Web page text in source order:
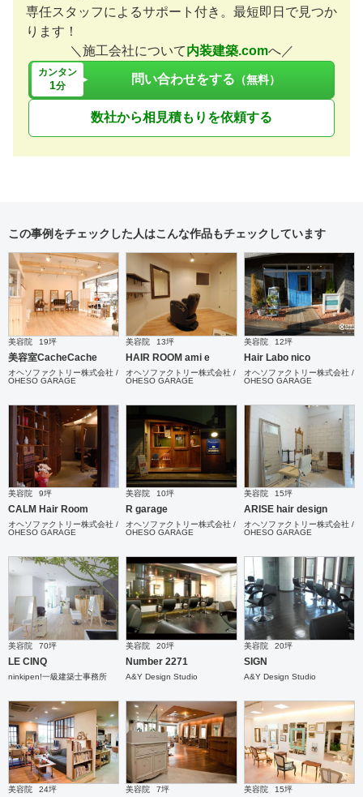
専任スタッフによるサポート付き。最短即日で見つか
ります！
＼施工会社について内装建築.comへ／
カンタン
1分 問い合わせをする （無料）
数社から相見積もりを依頼する
この事例をチェックした人はこんな作品もチェックしています
美容院 19坪
美容室CacheCache
オヘソファクトリー株式会社 /
OHESO GARAGE
美容院 13坪
HAIR ROOM ami e
オヘソファクトリー株式会社 /
OHESO GARAGE
美容院 12坪
Hair Labo nico
オヘソファクトリー株式会社 /
OHESO GARAGE
美容院 9坪
CALM Hair Room
オヘソファクトリー株式会社 /
OHESO GARAGE
美容院 10坪
R garage
オヘソファクトリー株式会社 /
OHESO GARAGE
美容院 15坪
ARISE hair design
オヘソファクトリー株式会社 /
OHESO GARAGE
美容院 70坪
LE CINQ
ninkipen!一級建築士事務所
美容院 20坪
Number 2271
A&Y Design Studio
美容院 20坪
SIGN
A&Y Design Studio
美容院 24坪 美容院 7坪 美容院 15坪